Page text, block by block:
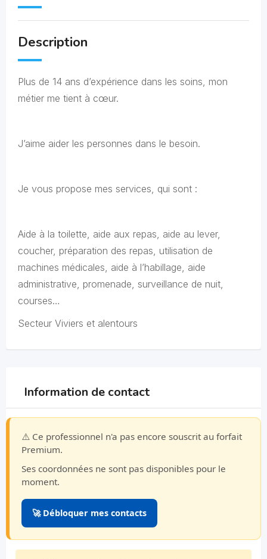
Description
Plus de 14 ans d’expérience dans les soins, mon
métier me tient à cœur.
J’aime aider les personnes dans le besoin.
Je vous propose mes services, qui sont :
Aide à la toilette, aide aux repas, aide au lever,
coucher, préparation des repas, utilisation de
machines médicales, aide à l’habillage, aide
administrative, promenade, surveillance de nuit,
courses…
Secteur Viviers et alentours
Information de contact
⚠️ Ce professionnel n'a pas encore souscrit au forfait
Premium.
Ses coordonnées ne sont pas disponibles pour le
moment.
🚀 Débloquer mes contacts